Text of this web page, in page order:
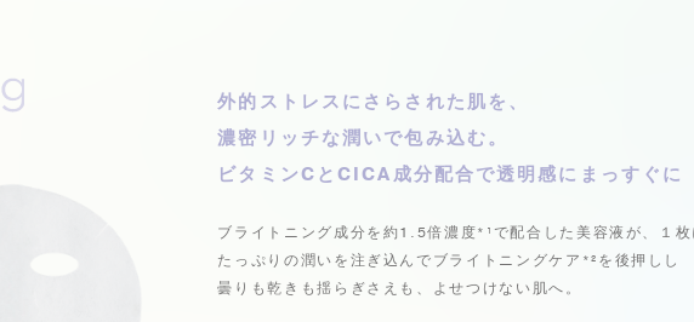
外的ストレスにさらされた肌を、
濃密リッチな潤いで包み込む。
ビタミンCとCICA成分配合で透明感にまっすぐに
ブライトニング成分を約1.5倍濃度*¹で配合した美容液が、１枚
たっぷりの潤いを注ぎ込んでブライトニングケア *²を後押しし
曇りも乾きも揺らぎさえも、よせつけない肌へ。